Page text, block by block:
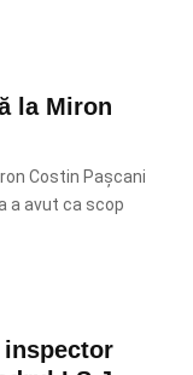
la Miron
Costin Pașcani
a avut ca scop
inspector